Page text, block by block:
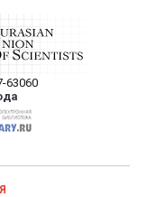
—
в
журнале
научных статей в